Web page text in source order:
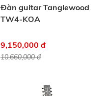
Đàn guitar Tanglewood
TW4-KOA
9,150,000 đ
10,660,000 đ